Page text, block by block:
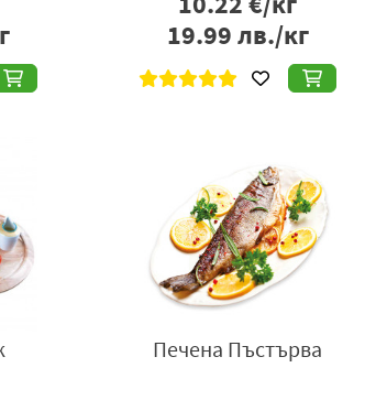
19.99лв./кг
Печена Пъстърва